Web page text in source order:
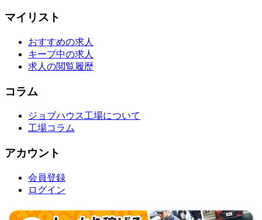
マイリスト
おすすめの求人
キープ中の求人
求人の閲覧履歴
コラム
ジョブハウス工場について
工場コラム
アカウント
会員登録
ログイン